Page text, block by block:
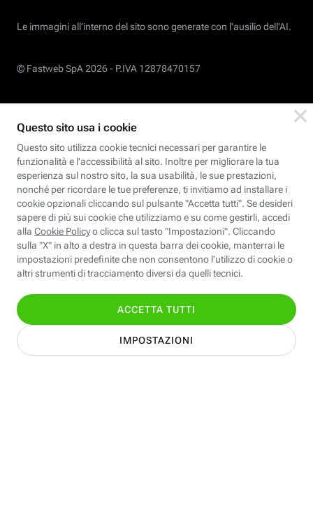
Le immagini all’interno del sito sono generate con l'ausilio dell'AI.
© Fastweb SpA 2026 - P.IVA 12878470157